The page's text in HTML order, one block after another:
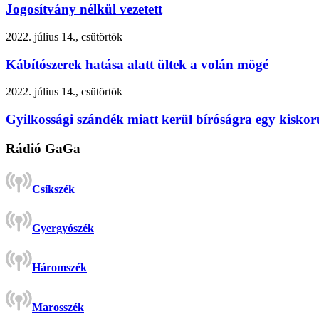
Jogosítvány nélkül vezetett
2022. július 14., csütörtök
Kábítószerek hatása alatt ültek a volán mögé
2022. július 14., csütörtök
Gyilkossági szándék miatt kerül bíróságra egy
Rádió GaGa
Csíkszék
Gyergyószék
Háromszék
Marosszék